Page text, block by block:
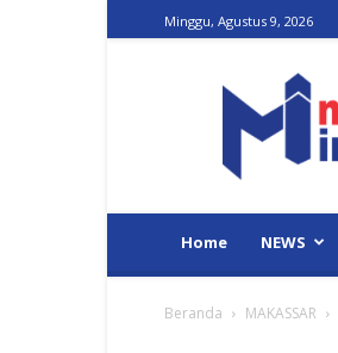
Minggu, Agustus 9, 2026
Home NEWS
Beranda MAKASSAR